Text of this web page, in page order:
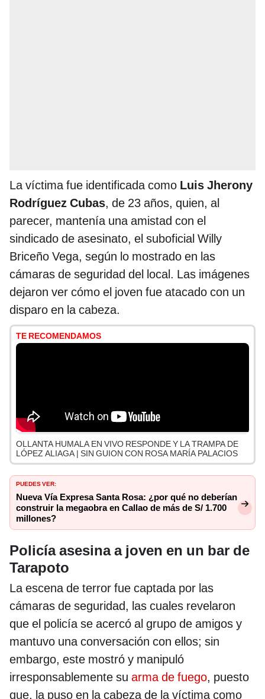
La víctima fue identificada como Luis Jherony
Rodríguez Cubas, de 23 años, quien, al
parecer, mantenía una amistad con el
sindicado de asesinato, el suboficial Willy
Briceño Vega, según lo mostrado en las
cámaras de seguridad del local. Las imágenes
dejaron ver cómo el joven fue atacado con un
disparo en la cabeza.
TE RECOMENDAMOS
OLLANTA HUMALA EN VIVO RESPONDE Y LA TRAMPA DE
LÓPEZ ALIAGA | SIN GUION CON ROSA MARÍA PALACIOS
PUEDES VER:
Nueva Vía Expresa Santa Rosa: ¿por qué no deberían
construir la megaobra en Callao de más de S/ 1.700
millones?
Policía asesina a joven en un bar de
Tarapoto
La escena de terror fue captada por las
cámaras de seguridad, las cuales revelaron
que el policía se acercó al grupo de amigos y
mantuvo una conversación con ellos; sin
embargo, este mostró y manipuló
irresponsablemente su arma de fuego, puesto
que, la puso en la cabeza de la víctima como